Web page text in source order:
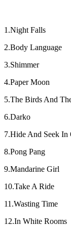
1.Night Falls
2.Body Language
3.Shimmer
4.Paper Moon
5.The Birds And
6.Darko
7.Hide And Seek In
8.Pong Pang
9.Mandarine Girl
10.Take A Ride
11.Wasting Time
12.In White Rooms